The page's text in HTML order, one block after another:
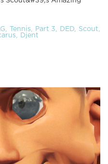
Tennis Part 3 DED
Scout
Djent